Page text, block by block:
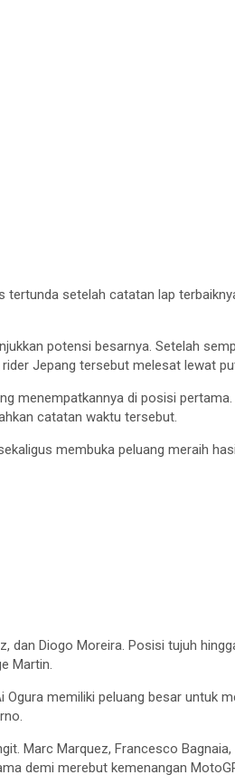
setelah catatan lap
potensi besarnya. Setelah
Jepang tersebut melesat lewat
menempatkannya di posisi
catatan waktu tersebut.
membuka peluang meraih
dan Diogo Moreira. Posisi tujuh
Martin.
memiliki peluang besar untuk
Marc Marquez, Francesco
demi merebut kemenangan